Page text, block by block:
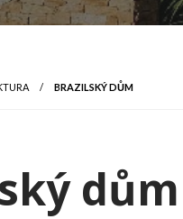
BRAZILSKÝ DŮM
dům